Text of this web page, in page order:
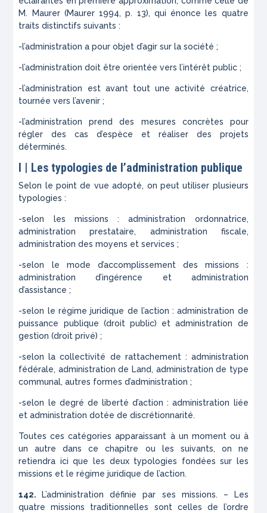
M. Maurer (Maurer 1994, p. 13), qui énonce les quatre
traits distinctifs suivants :
-l’administration a pour objet d’agir sur la société ;
-l’administration doit être orientée vers l’intérêt public ;
-l’administration est avant tout une activité créatrice,
tournée vers l’avenir ;
-l’administration prend des mesures concrètes pour
régler des cas d’espèce et réaliser des projets
déterminés.
I | Les typologies de l’administration publique
Selon le point de vue adopté, on peut utiliser plusieurs
typologies :
-selon les missions : administration ordonnatrice,
administration prestataire, administration fiscale,
administration des moyens et services ;
-selon le mode d’accomplissement des missions :
administration d’ingérence et administration
d’assistance ;
-selon le régime juridique de l’action : administration de
puissance publique (droit public) et administration de
gestion (droit privé) ;
-selon la collectivité de rattachement : administration
fédérale, administration de Land, administration de type
communal, autres formes d’administration ;
-selon le degré de liberté d’action : administration liée
et administration dotée de discrétionnarité.
Toutes ces catégories apparaissant à un moment ou à
un autre dans ce chapitre ou les suivants, on ne
retiendra ici que les deux typologies fondées sur les
missions et le régime juridique de l’action.
142. L’administration définie par ses missions. – Les
quatre missions traditionnelles sont celles de l’ordre